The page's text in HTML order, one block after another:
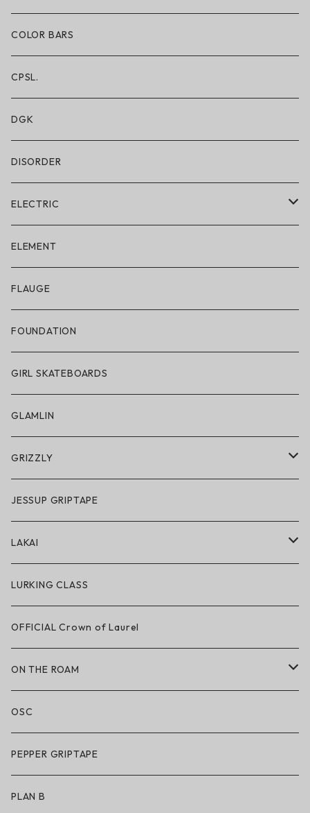
ショートパンツ/2 IN 1
レギンス/フルレングス10分丈
水着/スイムウェア
COLOR BARS
CPSL.
DGK
DISORDER
ELECTRIC
ELECTRIC × ON THE ROAM
アパレル
帽子
サングラス
スノーゴーグル
アクセサリー・小物
ELEMENT
FLAUGE
FOUNDATION
GIRL SKATEBOARDS
GLAMLIN
GRIZZLY
GRIZZLY × POLeR
アパレル
ハードグッズ
JESSUP GRIPTAPE
LAKAI
LAKAI × POLeR
LAKAI × CHOCOLATE
LAKAI × RIPNDIP
シューズ
アパレル
アクセサリー
LURKING CLASS
OFFICIAL Crown of Laurel
ON THE ROAM
アパレル
サングラス
アンダーウェア
OSC
PEPPER GRIPTAPE
PLAN B